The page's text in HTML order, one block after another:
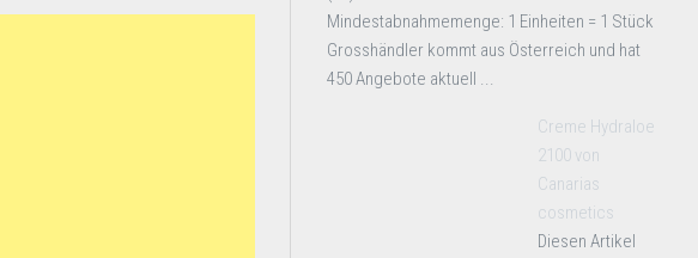
Mindestabnahmemenge: 1 Einheiten = 1 Stück
Grosshändler kommt aus Österreich und hat
450 Angebote aktuell ...
Creme Hydraloe
2100 von
Canarias
cosmetics
Diesen Artikel